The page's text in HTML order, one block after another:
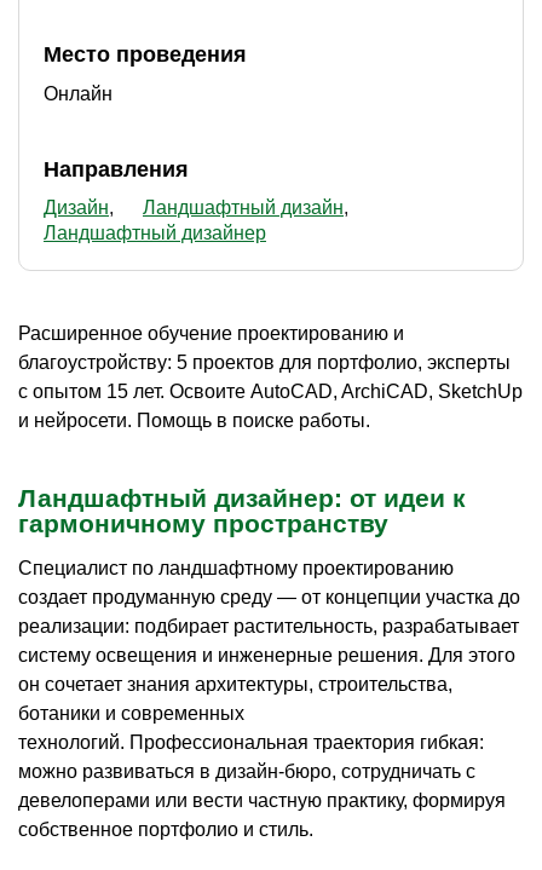
Место проведения
Онлайн
Направления
Дизайн
Ландшафтный дизайн
Ландшафтный дизайнер
Расширенное обучение проектированию и
благоустройству: 5 проектов для портфолио, эксперты
с опытом 15 лет. Освоите AutoCAD, ArchiCAD, SketchUp
и нейросети. Помощь в поиске работы.
Ландшафтный дизайнер: от идеи к
гармоничному пространству
Специалист по ландшафтному проектированию
создает продуманную среду — от концепции участка до
реализации: подбирает растительность, разрабатывает
систему освещения и инженерные решения. Для этого
он сочетает знания архитектуры, строительства,
ботаники и современных
технологий. Профессиональная траектория гибкая:
можно развиваться в дизайн-бюро, сотрудничать с
девелоперами или вести частную практику, формируя
собственное портфолио и стиль.